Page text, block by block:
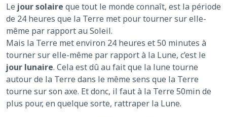
Le jour solaire que tout le monde connaît, est la période
de 24 heures que la Terre met pour tourner sur elle-
même par rapport au Soleil.
Mais la Terre met environ 24 heures et 50 minutes à
tourner sur elle-même par rapport à la Lune, c’est le
jour lunaire. Cela est dû au fait que la lune tourne
autour de la Terre dans le même sens que la Terre
tourne sur son axe. Et donc, il faut à la Terre 50min de
plus pour, en quelque sorte, rattraper la Lune.